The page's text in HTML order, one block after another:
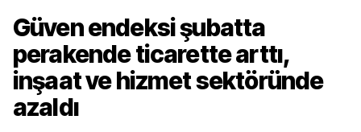
Güven endeksi şubatta
perakende ticarette arttı,
inşaat ve hizmet sektöründe
azaldı